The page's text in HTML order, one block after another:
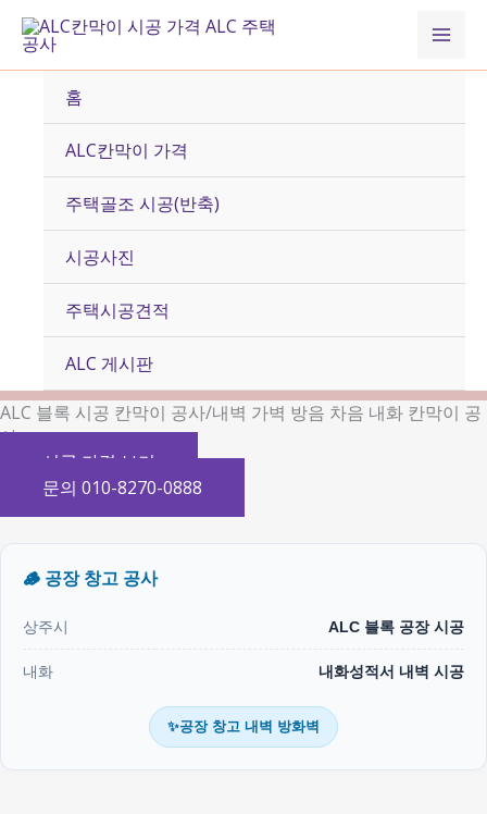
츠
홈
ALC칸막이 가격
주택골조 시공(반축)
시공사진
주택시공견적
ALC 게시판
ALC 블록 시공 칸막이 공사/내벽 가벽 방음 차음 내화 칸막이 공
사
시공 가격 보기
문의 010-8270-0888
🪵 공장 창고 공사
상주시 ALC 블록 공장 시공
내화 내화성적서 내벽 시공
✨공장 창고 내벽 방화벽